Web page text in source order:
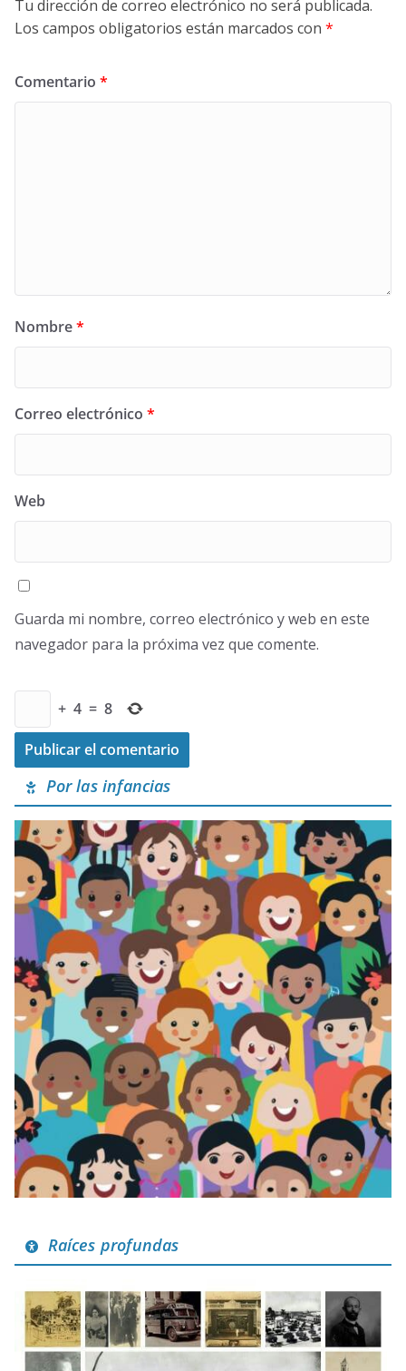
Tu dirección de correo electrónico no será publicada.
Los campos obligatorios están marcados con *
Comentario *
Nombre*
Correo electrónico *
Web
Guarda mi nombre, correo electrónico y web en este
navegador para la próxima vez que comente.
+ 4 = 8
Por las infancias
Raíces profundas